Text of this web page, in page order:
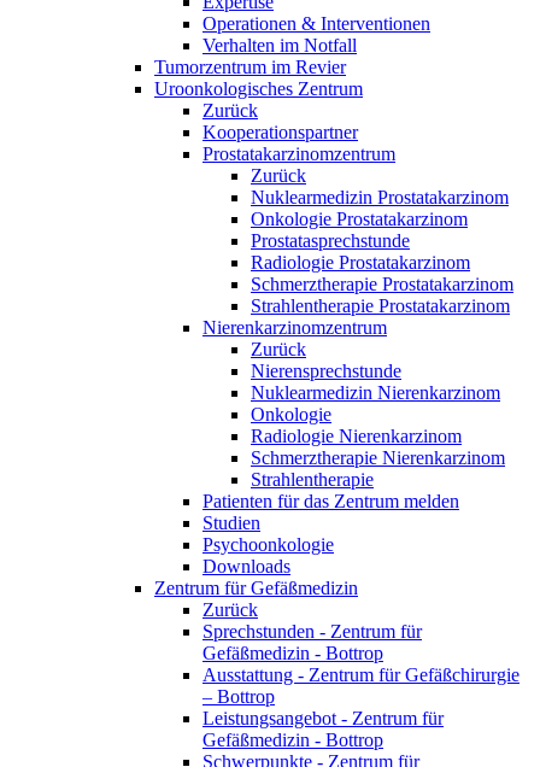
Operationen & Interventionen
Verhalten im Notfall
Tumorzentrum im Revier
Uroonkologisches Zentrum
Zurück
Kooperationspartner
Prostatakarzinomzentrum
Zurück
Nuklearmedizin Prostatakarzinom
Onkologie Prostatakarzinom
Prostatasprechstunde
Radiologie Prostatakarzinom
Schmerztherapie Prostatakarzinom
Strahlentherapie Prostatakarzinom
Nierenkarzinomzentrum
Zurück
Nierensprechstunde
Nuklearmedizin Nierenkarzinom
Onkologie
Radiologie Nierenkarzinom
Schmerztherapie Nierenkarzinom
Strahlentherapie
Patienten für das Zentrum melden
Studien
Psychoonkologie
Downloads
Zentrum für Gefäßmedizin
Zurück
Sprechstunden - Zentrum für
Gefäßmedizin - Bottrop
Ausstattung - Zentrum für Gefäßchirurgie
– Bottrop
Leistungsangebot - Zentrum für
Gefäßmedizin - Bottrop
Schwerpunkte - Zentrum für